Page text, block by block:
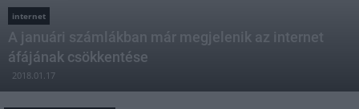
internet
A januári számlákban már megjelenik az internet
áfájának csökkentése
2018.01.17